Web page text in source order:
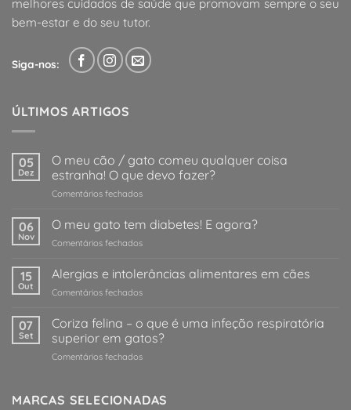
melhores cuidados de saúde que promovam sempre o seu
bem-estar e do seu tutor.
Siga-nos:
ÚLTIMOS ARTIGOS
05
Dez
O meu cão / gato comeu qualquer coisa
estranha! O que devo fazer?
Comentários fechadosem
meu
/
comeu
O
que
06
Nov
O meu gato tem diabetes! E agora?
Comentários fechadosem
meu
tem
E
agora?
15
Out
Alergias e intolerâncias alimentares em cães
Comentários fechadosem
intolerâncias
alimentares
em
07
Set
Coriza felina – o que é uma infeção respiratória
superior em gatos?
Comentários fechadosem
–
MARCAS SELECIONADAS